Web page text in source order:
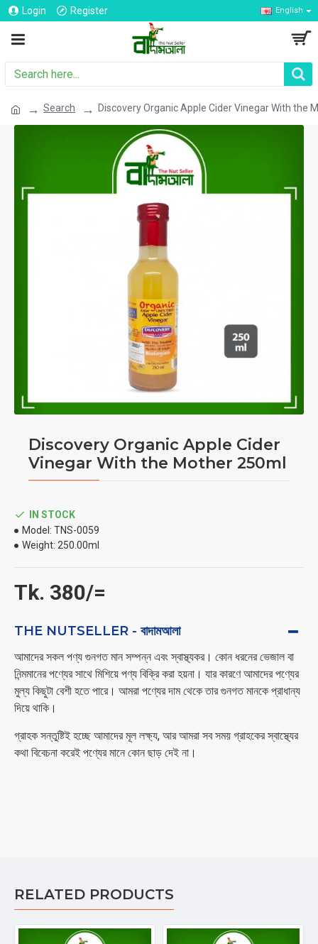
Login Register English
Search Discovery Organic Apple Cider Vinegar With the
Discovery Organic Apple Cider
Vinegar With the Mother 250ml
Tk. 380/=
IN STOCK
Model: TNS-0059
Weight: 250.00ml
THE NUTSELLER - বাদামআলা
আমাদের সকল পণ্য গুনগত মান সম্পন্ন এবং স্বাস্থ্যকর। কোন ধরনের ভেজাল বা
নিন্মমানের পণ্যের সাথে মিশিয়ে পণ্য বিক্রি করা হয়না। যার কারণে আমাদের পণ্যের
মুল্য কিছুটা বেশী হতে পারে। আমরা পণ্যের দাম থেকে তার গুনগত মানকে প্রাধান্য
দিয়ে থাকি।
গ্রাহক সন্তুষ্টিই হচ্ছে আমাদের মূল লক্ষ্য, আর আমরা সব সময় গ্রাহকের স্বাস্থ্যের
কথা বিবেচনা করেই পণ্যের মানে কোন ছাড় দেই না।
RELATED PRODUCTS